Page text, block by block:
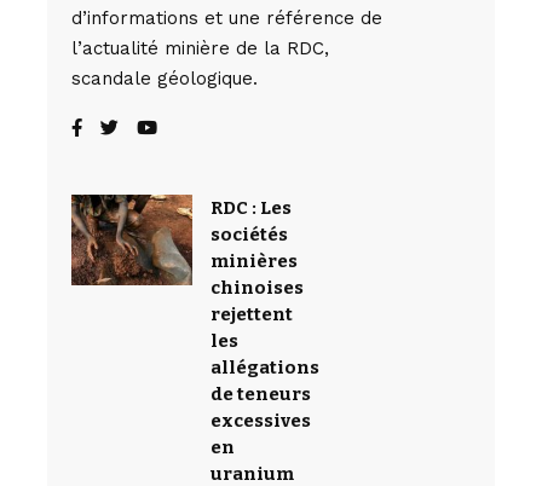
d’informations et une référence de
l’actualité minière de la RDC,
scandale géologique.
RDC : Les
sociétés
minières
chinoises
rejettent
les
allégations
de teneurs
excessives
en
uranium